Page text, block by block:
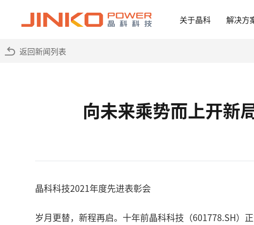
关于晶科 解决方
返回新闻列表
向未来乘势而上开新
晶科科技2021年度先进表彰会
岁月更替，新程再启。十年前晶科科技（601778.SH